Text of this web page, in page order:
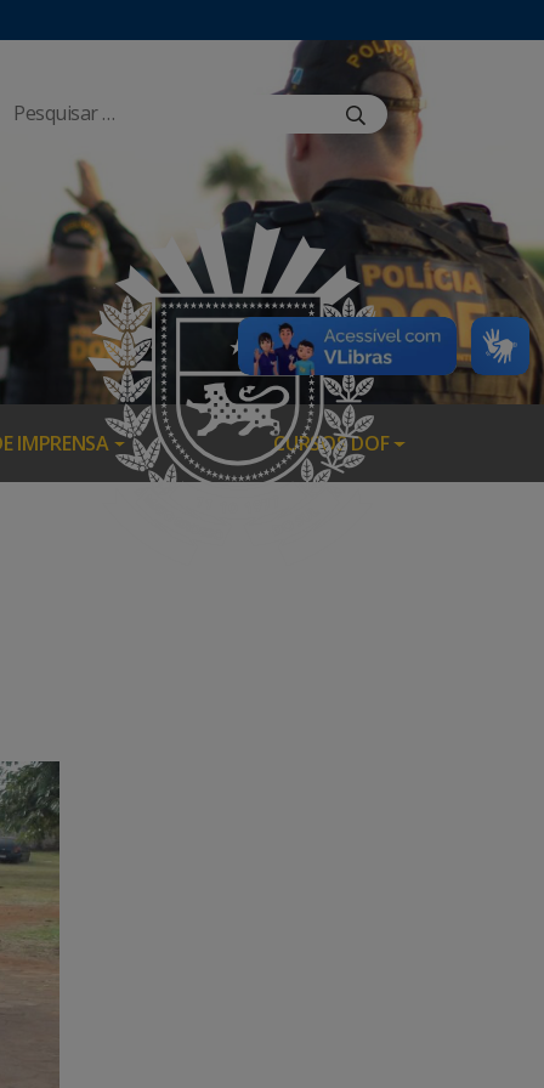
IMPRENSA CURSOS DOF